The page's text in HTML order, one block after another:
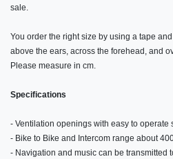
sale.
You order the right size by using a tape
above the ears, across the forehead, and
Please measure in cm.
Specifications
- Ventilation openings with easy to operate
- Bike to Bike and Intercom range about
- Navigation and music can be transmitted